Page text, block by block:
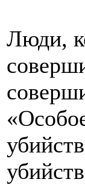
Люди,